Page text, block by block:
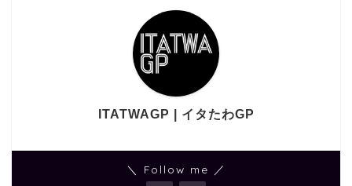
ITATWAGP | イタたわGP
＼ Follow me ／